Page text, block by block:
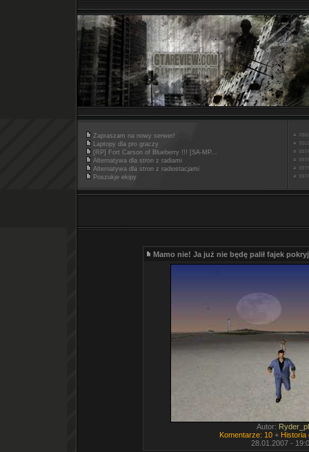
Zapraszam na nowy serwer!
Laptopy dla pro graczy
[RP] Fort Carson of Blueberry !!! [SA-MP...
Alternatywa dla stron z radiami
Alternatywa dla stron z radiostacjami
Poszukje ekipy
Mamo nie! Ja już nie będę palił fajek
Autor: Ryder_pl
Komentarze: 10 + Historia
28.01.2007 -